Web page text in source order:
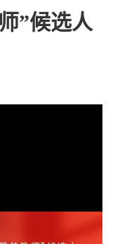
”候选人